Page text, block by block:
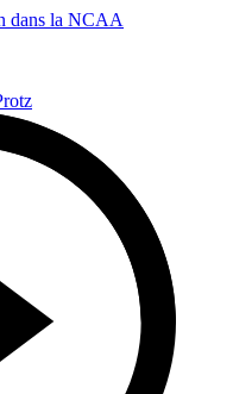
dans la NCAA